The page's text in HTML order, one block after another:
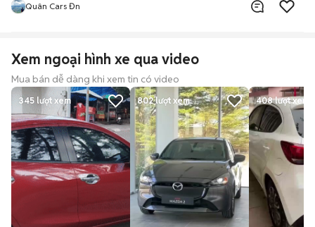
Quân Cars Đn
Xem ngoại hình xe qua video
Mua bán dễ dàng khi xem tin có video
345 lượt xem 802lượt xem 408lượt xem